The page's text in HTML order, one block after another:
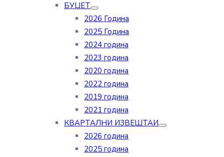
БУЏЕТ
2026 Година
2025 Година
2024 година
2023 година
2020 година
2022 година
2019 година
2021 година
КВАРТАЛНИ ИЗВЕШТАИ
2026 година
2025 година